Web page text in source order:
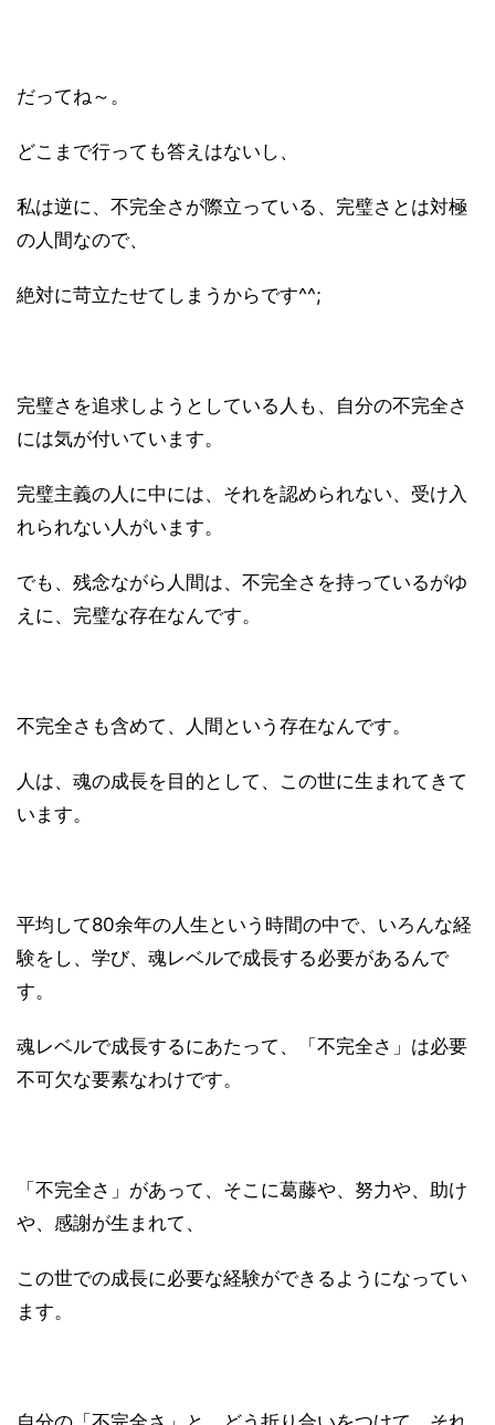
だってね～。
どこまで行っても答えはないし、
私は逆に、不完全さが際立っている、完璧さとは対極
の人間なので、
絶対に苛立たせてしまうからです^^;
完璧さを追求しようとしている人も、自分の不完全さ
には気が付いています。
完璧主義の人に中には、それを認められない、受け入
れられない人がいます。
でも、残念ながら人間は、不完全さを持っているがゆ
えに、完璧な存在なんです。
不完全さも含めて、人間という存在なんです。
人は、魂の成長を目的として、この世に生まれてきて
います。
平均して80余年の人生という時間の中で、いろんな経
験をし、学び、魂レベルで成長する必要があるんで
す。
魂レベルで成長するにあたって、「不完全さ」は必要
不可欠な要素なわけです。
「不完全さ」があって、そこに葛藤や、努力や、助け
や、感謝が生まれて、
この世での成長に必要な経験ができるようになってい
ます。